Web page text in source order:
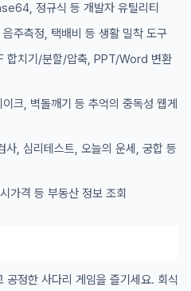
정규식 등 개발자 유틸리티
주측정, 택배비 등 생활 밀착 도구
합치기/분할/압축, PPT/Word 변환
크, 벽돌깨기 등 추억의 중독성 웹게
, 심리테스트, 오늘의 운세, 궁합 등
가격 등 부동산 정보 조회
공정한 사다리 게임을 즐기세요. 회식